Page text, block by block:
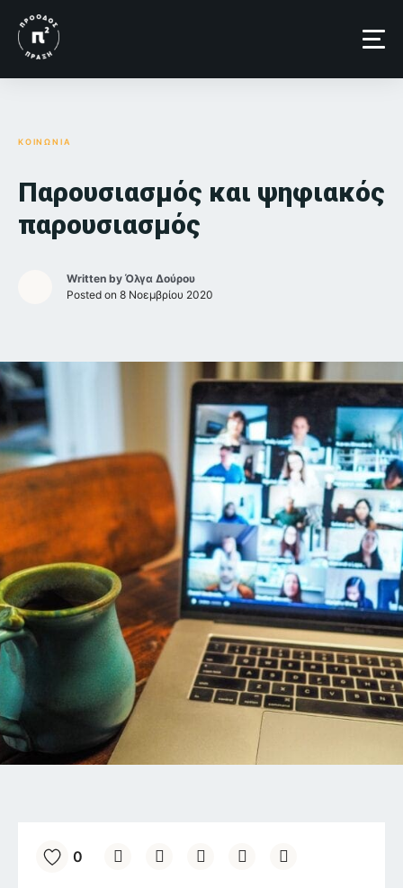
content
ΚΟΙΝΩΝΙΑ
Παρουσιασμός και ψηφιακός
παρουσιασμός
Written by Όλγα Δούρου
Posted on 8 Νοεμβρίου 2020
0